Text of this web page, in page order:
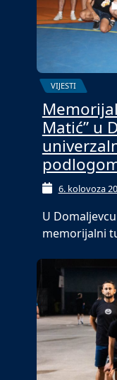
VIJESTI
Matić” u
6. kolovoza
U
memorijalni